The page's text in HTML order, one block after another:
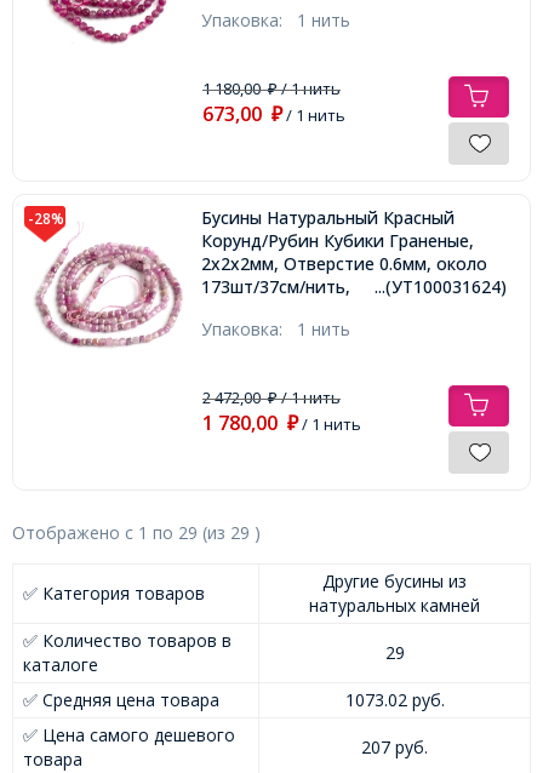
Упаковка: 1 нить
1 180,00₽/ 1 нить
673,00 ₽/ 1 нить
-28%
Бусины Натуральный Красный
Корунд/Рубин Кубики Граненые,
2х2х2мм, Отверстие 0.6мм, около
173шт/37см/нить,
...(УТ100031624)
Упаковка: 1 нить
2 472,00₽/ 1 нить
1 780,00 ₽/ 1 нить
Отображено с 1 по 29 (из 29 )
✅ Категория товаров
Другие бусины из
натуральных камней
✅ Количество товаров в
каталоге
29
✅ Средняя цена товара
1073.02 руб.
✅ Цена самого дешевого
товара
207 руб.